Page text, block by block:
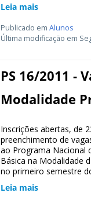
Leia mais
Publicado em Alunos
Última modificação em
PS 16/2011 -
Modalidade
Inscrições abertas, de
preenchimento de
ao Programa Nacional
Básica na Modalidade
no primeiro semestre
Leia mais